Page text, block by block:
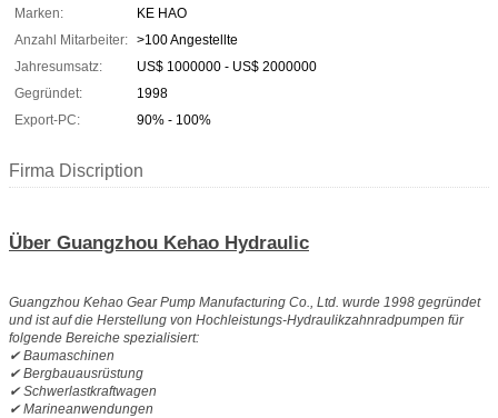
Marken:
KE HAO
Anzahl Mitarbeiter: >100 Angestellte
Jahresumsatz:
US$ 1000000 - US$ 2000000
Gegründet:
1998
Export-PC:
90% - 100%
Firma Discription
Über Guangzhou Kehao Hydraulic
Guangzhou Kehao Gear Pump Manufacturing Co., Ltd. wurde 1998 gegründet
und ist auf die Herstellung von Hochleistungs-Hydraulikzahnradpumpen für
folgende Bereiche spezialisiert:
✔ Baumaschinen
✔ Bergbauausrüstung
✔ Schwerlastkraftwagen
✔ Marineanwendungen